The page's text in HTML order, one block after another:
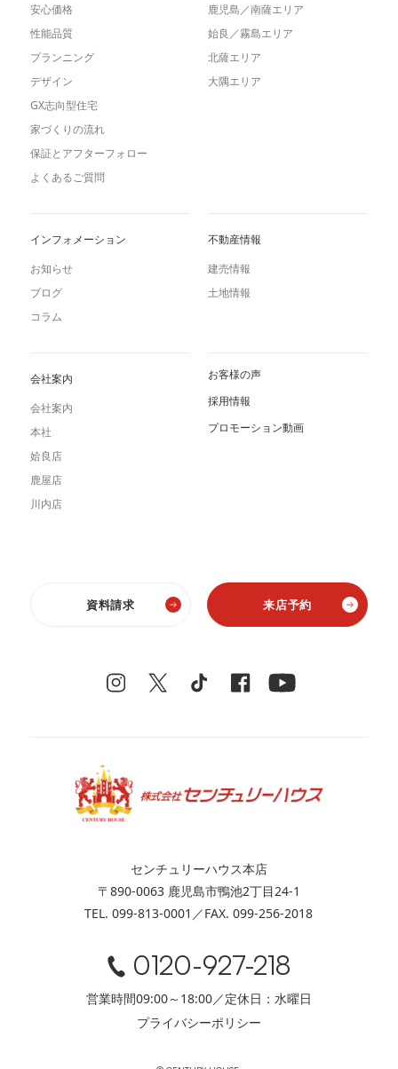
安心価格
性能品質
プランニング
デザイン
GX志向型住宅
家づくりの流れ
保証とアフターフォロー
よくあるご質問
鹿児島／南薩エリア
始良／霧島エリア
北薩エリア
大隅エリア
インフォメーション
お知らせ
ブログ
コラム
不動産情報
建売情報
土地情報
会社案内
会社案内
本社
姶良店
鹿屋店
川内店
お客様の声
採用情報
プロモーション動画
資料請求 来店予約
センチュリーハウス本店
〒890-0063 鹿児島市鴨池2丁目24-1
TEL. 099-813-0001／FAX. 099-256-2018
0120-927-218
営業時間09:00～18:00／定休日：水曜日
プライバシーポリシー